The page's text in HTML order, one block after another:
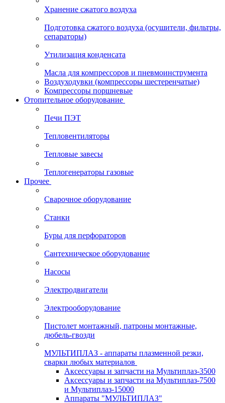
Хранение сжатого воздуха
Подготовка сжатого воздуха (осушители, фильтры,
сепараторы)
Утилизация конденсата
Масла для компрессоров и пневмоинструмента
Воздуходувки (компрессоры шестеренчатые)
Компрессоры поршневые
Отопительное оборудование
Печи ПЭТ
Тепловентиляторы
Тепловые завесы
Теплогенераторы газовые
Прочее
Сварочное оборудование
Станки
Буры для перфораторов
Сантехническое оборудование
Насосы
Электродвигатели
Электрооборудование
Пистолет монтажный, патроны монтажные,
дюбель-гвозди
МУЛЬТИПЛАЗ - аппараты плазменной резки,
сварки любых материалов
Аксессуары и запчасти на Мультиплаз-3500
Аксессуары и запчасти на Мультиплаз-7500
и Мультиплаз-15000
Аппараты "МУЛЬТИПЛАЗ"